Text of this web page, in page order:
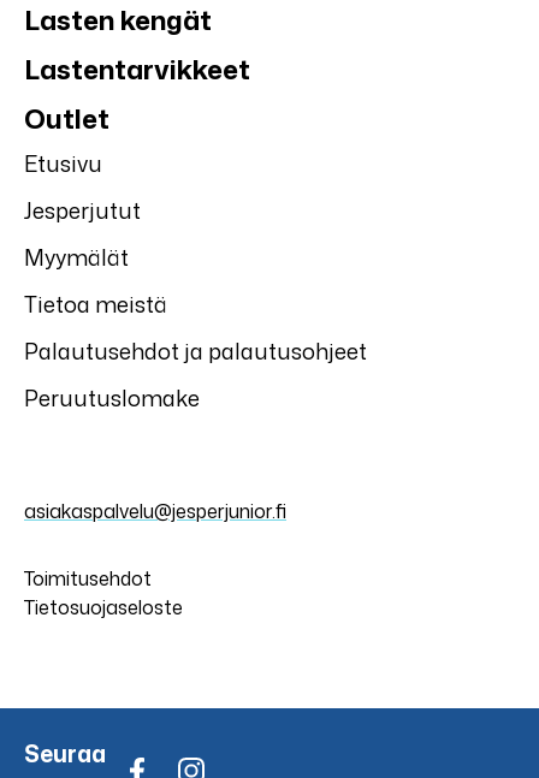
Lasten kengät
Lastentarvikkeet
Outlet
Etusivu
Jesperjutut
Myymälät
Tietoa meistä
Palautusehdot ja palautusohjeet
Peruutuslomake
asiakaspalvelu@jesperjunior.fi
Toimitusehdot
Tietosuojaseloste
Seuraa